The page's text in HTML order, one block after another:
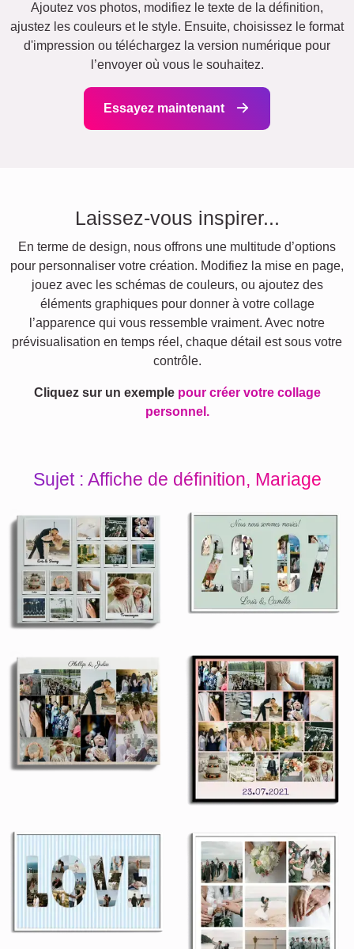
Ajoutez vos photos, modifiez le texte de la définition,
ajustez les couleurs et le style. Ensuite, choisissez le format
d'impression ou téléchargez la version numérique pour
l’envoyer où vous le souhaitez.
Essayez maintenant
Laissez-vous inspirer...
En terme de design, nous offrons une multitude d’options
pour personnaliser votre création. Modifiez la mise en page,
jouez avec les schémas de couleurs, ou ajoutez des
éléments graphiques pour donner à votre collage
l’apparence qui vous ressemble vraiment. Avec notre
prévisualisation en temps réel, chaque détail est sous votre
contrôle.
Cliquez sur un exemple pour créer votre collage
personnel.
Sujet : Affiche de définition, Mariage